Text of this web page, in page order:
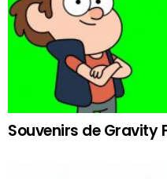
Souvenirs de Gravity